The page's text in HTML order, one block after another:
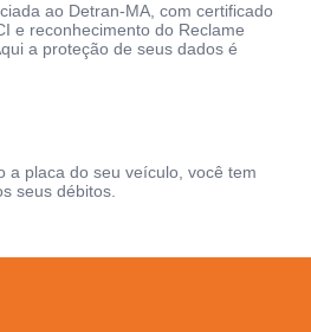
ao Detran-MA, com certificado
e reconhecimento do Reclame
a proteção de seus dados é
a placa do seu veículo, você tem
seus débitos.